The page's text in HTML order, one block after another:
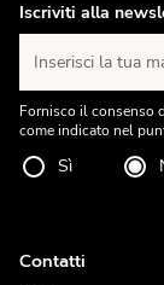
Iscriviti alla
Inserisci la tua
Fornisco il consenso
come indicato nel
Sì
Contatti